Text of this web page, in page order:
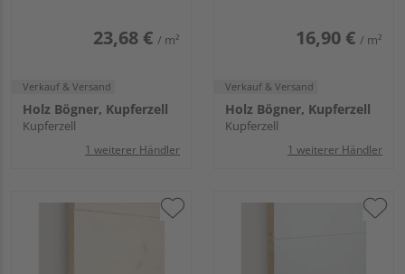
23,68 € / m²
Verkauf & Versand
Holz Bögner, Kupferzell
Kupferzell
1 weiterer Händler
16,90 € / m²
Verkauf & Versand
Holz Bögner, Kupferzell
Kupferzell
1 weiterer Händler